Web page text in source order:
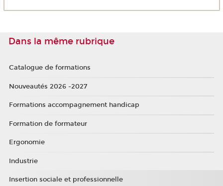
Dans la même rubrique
Catalogue de formations
Nouveautés 2026 -2027
Formations accompagnement handicap
Formation de formateur
Ergonomie
Industrie
Insertion sociale et professionnelle